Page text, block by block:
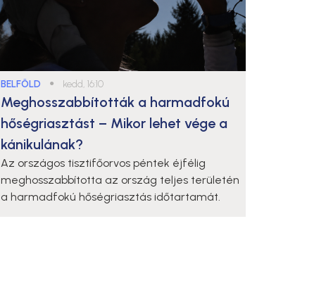
BELFÖLD ● kedd, 16:10
Meghosszabbították a harmadfokú
hőségriasztást – Mikor lehet vége a
kánikulának?
Az országos tisztifőorvos péntek éjfélig
meghosszabbította az ország teljes területén
a harmadfokú hőségriasztás időtartamát.